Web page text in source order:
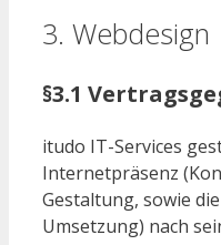
3. Webdesign
§3.1
itudo IT-Services
Internetpräsenz
Gestaltung, sowie
Umsetzung) nach